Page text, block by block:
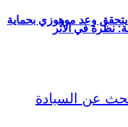
يتحقق وعد موهوزي بحماية
نظرة في الأثر